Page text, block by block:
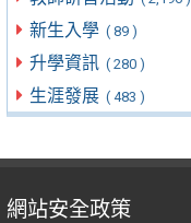
新生入學 ( 89 )
升學資訊 ( 280 )
生涯發展 ( 483 )
網站安全政策